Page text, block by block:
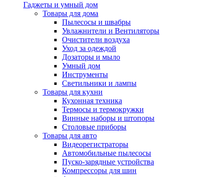
Гаджеты и умный дом
Товары для дома
Пылесосы и швабры
Увлажнители и Вентиляторы
Очистители воздуха
Уход за одеждой
Дозаторы и мыло
Умный дом
Инструменты
Светильники и лампы
Товары для кухни
Кухонная техника
Термосы и термокружки
Винные наборы и штопоры
Столовые приборы
Товары для авто
Видеорегистраторы
Автомобильные пылесосы
Пуско-зарядные устройства
Компрессоры для шин